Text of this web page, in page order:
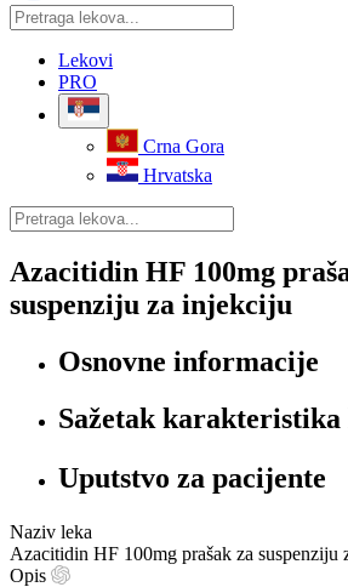
Lekovi
PRO
Crna Gora
Hrvatska
Azacitidin HF 100mg
suspenziju za injekciju
Osnovne informacije
Sažetak karakteristika
Uputstvo za pacijente
Naziv leka
Azacitidin HF 100mg prašak za suspenziju
Opis